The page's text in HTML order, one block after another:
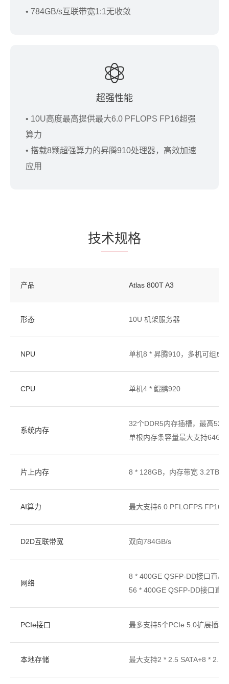
• 784GB/s互联带宽1:1无收敛
超强性能
• 10U高度最高提供最大6.0 PFLOPS FP16超强
算力
• 搭载8颗超强算力的昇腾910处理器，高效加速
应用
技术规格
产品 Atlas 800T A3
形态 10U 机架服务器
NPU 单机8 * 昇腾910，多机可组成
CPU 单机4 * 鲲鹏920
系统内存
32个DDR5内存插槽，最高
单根内存条容量最大支持64GB
片上内存 8 * 128GB，内存带宽 3.2TB/s
AI算力 最大支持6.0 PFLOFPS FP16
D2D互联带宽 双向784GB/s
网络
8 * 400GE QSFP-DD接口直出
56 * 400GE QSFP-DD接口直
PCIe接口 最多支持5个PCIe 5.0扩展插槽
本地存储 最大支持2 * 2.5 SATA+8 * 2.5